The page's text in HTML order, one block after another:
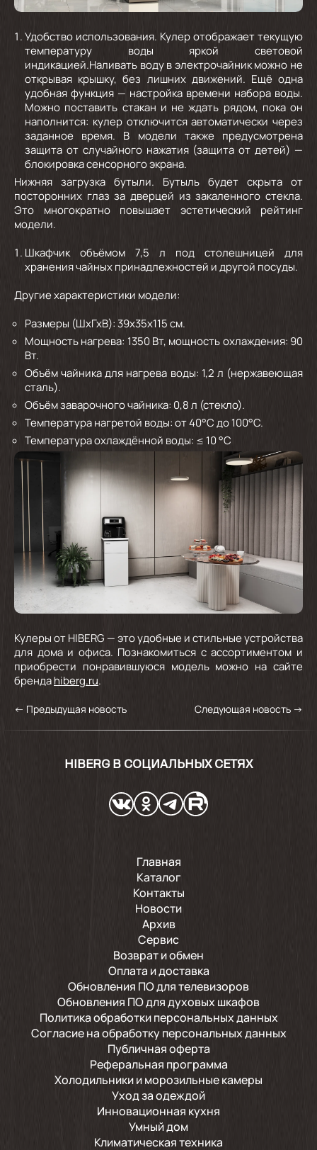
Удобство использования. Кулер отображает текущую
температуру воды яркой световой
индикацией.Наливать воду в электрочайник можно не
открывая крышку, без лишних движений. Ещё одна
удобная функция — настройка времени набора воды.
Можно поставить стакан и не ждать рядом, пока он
наполнится: кулер отключится автоматически через
заданное время. В модели также предусмотрена
защита от случайного нажатия (защита от детей) —
блокировка сенсорного экрана.
Нижняя загрузка бутыли. Бутыль будет скрыта от
посторонних глаз за дверцей из закаленного стекла.
Это многократно повышает эстетический рейтинг
модели.
Шкафчик объёмом 7,5 л под столешницей для
хранения чайных принадлежностей и другой посуды.
Другие характеристики модели:
Размеры (ШхГхВ): 39х35х115 см.
Мощность нагрева: 1350 Вт, мощность охлаждения: 90
Вт.
Объём чайника для нагрева воды: 1,2 л (нержавеющая
сталь).
Объём заварочного чайника: 0,8 л (стекло).
Температура нагретой воды: от 40°С до 100°С.
Температура охлаждённой воды: ≤ 10 °С
Кулеры от HIBERG — это удобные и стильные устройства
для дома и офиса. Познакомиться с ассортиментом и
приобрести понравившуюся модель можно на сайте
брендаhiberg.ru.
← Предыдущая новость Следующая новость →
HIBERG В СОЦИАЛЬНЫХ СЕТЯХ
Главная
Каталог
Контакты
Новости
Архив
Сервис
Возврат и обмен
Оплата и доставка
Обновления ПО для телевизоров
Обновления ПО для духовых шкафов
Политика обработки персональных данных
Согласие на обработку персональных данных
Публичная оферта
Реферальная программа
Холодильники и морозильные камеры
Уход за одеждой
Инновационная кухня
Умный дом
Климатическая техника